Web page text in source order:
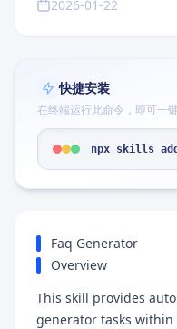
2026-01-22
快捷安装
在终端运行此命令，即可一
npx skills
Faq Generator
Overview
This skill provides
generator tasks within